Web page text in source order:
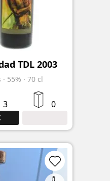
TDL 2003
· 55% · 70 cl
3 0